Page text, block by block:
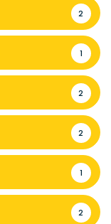
2
1
2
2
1
2